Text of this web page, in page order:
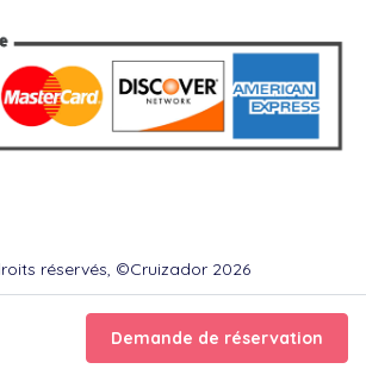
Demande de réservation
réservés, ©Cruizador 2026